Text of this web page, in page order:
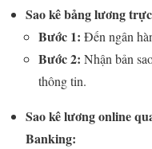
Sao kê bảng lương
Bước 1: Đến ngân
Bước 2: Nhận bản
thông tin.
Sao kê lương online
Banking: